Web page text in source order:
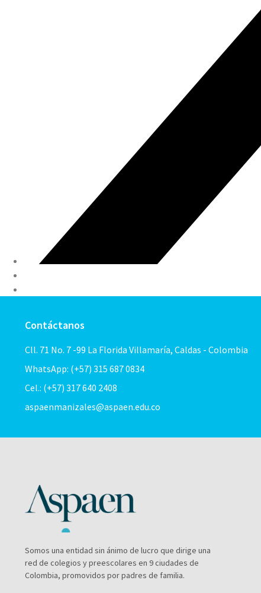
Contáctanos
Cll. 71 No. 7 -99 La Florida Villamaría, Caldas - Colombia
WhatsApp: (+57) 315 687 0834
Cel.: (+57) 317 640 2408
aspaenmanizales@aspaen.edu.co
Somos una entidad sin ánimo de lucro que dirige una
red de colegios y preescolares en 9 ciudades de
Colombia, promovidos por padres de familia.